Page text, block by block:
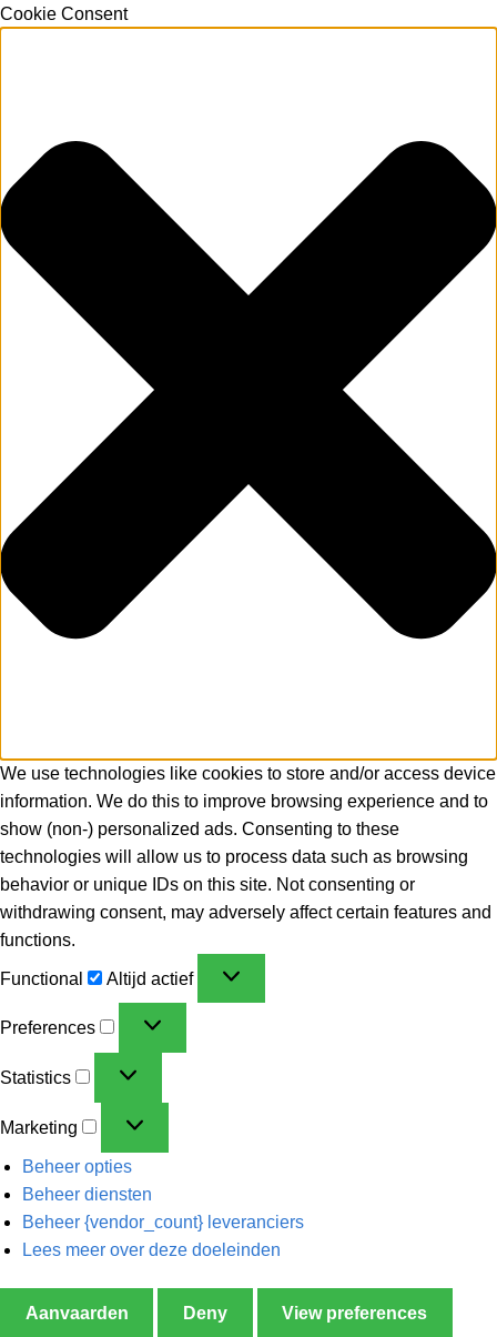
Cookie Consent
We use technologies like cookies to store and/or access device
information. We do this to improve browsing experience and to
show (non-) personalized ads. Consenting to these
technologies will allow us to process data such as browsing
behavior or unique IDs on this site. Not consenting or
withdrawing consent, may adversely affect certain features and
functions.
Functional Altijd actief
Preferences
Statistics
Marketing
Beheer opties
Beheer diensten
Beheer {vendor_count} leveranciers
Lees meer over deze doeleinden
Aanvaarden Deny View preferences